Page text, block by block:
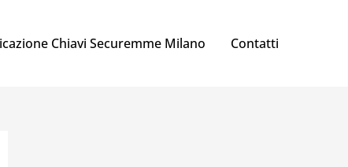
Chiavi Securemme Milano Contatti